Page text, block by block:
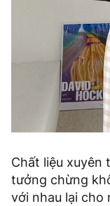
Chất liệu xuyên
tưởng chừng
với nhau lại cho